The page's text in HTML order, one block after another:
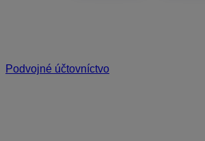
Podvojné účtovníctvo